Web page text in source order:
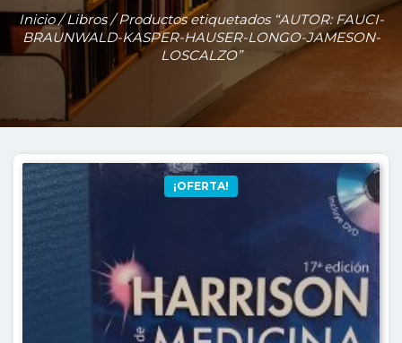
Inicio/Libros/ Productos etiquetados “AUTOR: FAUCI-
BRAUNWALD-KASPER-HAUSER-LONGO-JAMESON-
LOSCALZO”
¡OFERTA!